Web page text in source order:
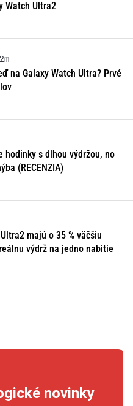
Watch Ultra2
2m
na Galaxy Watch Ultra? Prvé
hodinky s dlhou výdržou, no
(RECENZIA)
majú o 35 % väčšiu
výdrž na jedno nabitie
novinky